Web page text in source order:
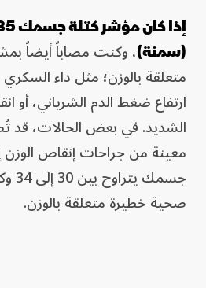
(سمنة)، وكنت مصاباً أيضاً
متعلقة بالوزن؛ مثل داء السكري
ارتفاع ضغط الدم الشرياني، أو
الشديد. في بعض الحالات، قد
معينة من جراحات إنقاص الوزن
صحية خطيرة متعلقة بالوزن.